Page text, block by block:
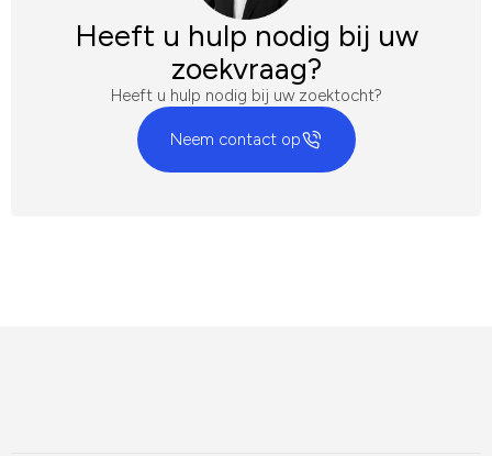
Heeft u hulp nodig bij uw
zoekvraag?
Heeft u hulp nodig bij uw zoektocht?
Neem contact op